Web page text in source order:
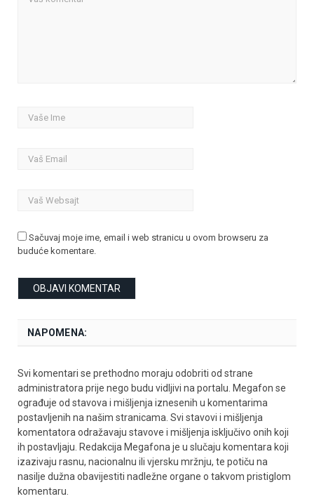
Sačuvaj moje ime, email i web stranicu u ovom browseru za
buduće komentare.
NAPOMENA:
Svi komentari se prethodno moraju odobriti od strane
administratora prije nego budu vidljivi na portalu. Megafon se
ograđuje od stavova i mišljenja iznesenih u komentarima
postavljenih na našim stranicama. Svi stavovi i mišljenja
komentatora odražavaju stavove i mišljenja isključivo onih koji
ih postavljaju. Redakcija Megafona je u slučaju komentara koji
izazivaju rasnu, nacionalnu ili vjersku mržnju, te potiču na
nasilje dužna obavijestiti nadležne organe o takvom pristiglom
komentaru.